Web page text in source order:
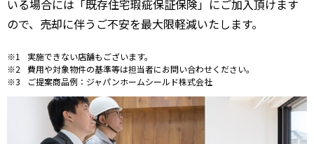
いる場合には「既存住宅瑕疵保証保険」にご加入頂けます
ので、売却に伴うご不安を最大限軽減いたします。
実施できない店舗もございます。
費用や対象物件の基準等は担当者にお問い合わせください。
ご提案商品例：ジャパンホームシールド株式会社